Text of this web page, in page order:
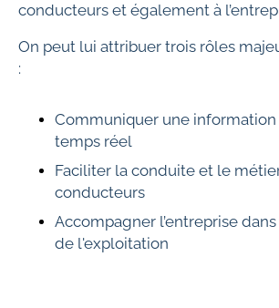
conducteurs et également à
On peut lui attribuer trois rôles
:
Communiquer une information
temps réel
Faciliter la conduite et le
conducteurs
Accompagner l’entreprise
de l'exploitation